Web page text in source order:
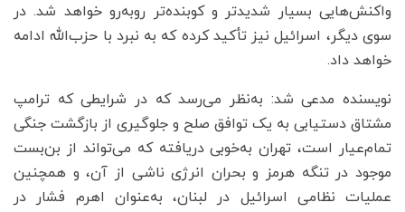
واکنش‌هایی بسیار شدیدتر و کوبنده‌تر روبه‌رو خواهد شد. در
سوی دیگر، اسرائیل نیز تأکید کرده که به نبرد با حزب‌الله ادامه
خواهد داد.
نویسنده مدعی شد: به‌نظر می‌رسد که در شرایطی که ترامپ
مشتاق دستیابی به یک توافق صلح و جلوگیری از بازگشت جنگی
تمام‌عیار است، تهران به‌خوبی دریافته که می‌تواند از بن‌بست
موجود در تنگه هرمز و بحران انرژی ناشی از آن، و همچنین
عملیات نظامی اسرائیل در لبنان، به‌عنوان اهرم فشار در